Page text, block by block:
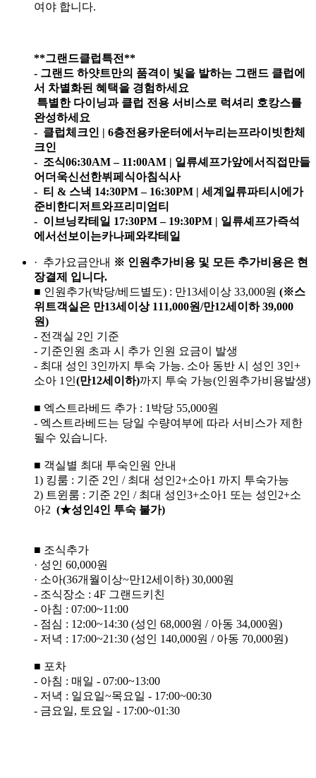
여야 합니다.
**그랜드클럽 특전**
- 그랜드 하얏트만의 품격이 빛을 발하는 그랜드 클럽에
서 차별화된 혜택을 경험하세요
특별한 다이닝과 클럽 전용 서비스로 럭셔리 호캉스를
완성하세요
- 클럽체크인 | 6층전용카운터에서 누리는프라이빗한체
크인
- 조식06:30AM – 11:00AM | 일류셰프가앞에서 직접 만들
어 더욱신선한뷔페식아침식사
- 티 & 스낵 14:30PM – 16:30PM | 세계 일류파티시에가
준비한디저트와프리미엄 티
- 이브닝칵테일 17:30PM – 19:30PM | 일류셰프가즉석
에서선보이는카나페와칵테일
· 추가요금안내 ※ 인원추가비용 및 모든 추가비용은 현
장결제 입니다.
■ 인원추가(박당/베드별도) : 만13세이상 33,000원 (※스
위트객실은 만13세이상 111,000원/만12세이하 39,000
원)
- 전객실 2인 기준
- 기준인원 초과 시 추가 인원 요금이 발생
- 최대 성인 3인까지 투숙 가능. 소아 동반 시 성인 3인+
소아 1인(만12세이하)까지 투숙 가능(인원추가비용발생)
■ 엑스트라베드 추가 : 1박당 55,000원
- 엑스트라베드는 당일 수량여부에 따라 서비스가 제한
될수 있습니다.
■ 객실별 최대 투숙인원 안내
1) 킹룸 : 기준 2인 / 최대 성인2+소아1 까지 투숙가능
2) 트윈룸 : 기준 2인 / 최대 성인3+소아1 또는 성인2+소
아2 (★성인4인 투숙 불가)
■ 조식추가
· 성인 60,000원
· 소아(36개월이상~만12세이하) 30,000원
- 조식장소 : 4F 그랜드키친
- 아침 : 07:00~11:00
- 점심 : 12:00~14:30 (성인 68,000원 / 아동 34,000원)
- 저녁 : 17:00~21:30 (성인 140,000원 / 아동 70,000원)
■ 포차
- 아침 : 매일 - 07:00~13:00
- 저녁 : 일요일~목요일 - 17:00~00:30
- 금요일, 토요일 - 17:00~01:30